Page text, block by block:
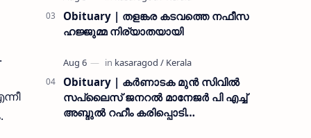
Obituary | തളങ്കര കടവത്തെ നഫീസ
ഹജ്ജുമ്മ നിര്യാതയായി
Obituary | കർണാടക മുൻ സിവില്‍
സപ്ലൈസ് ജനറൽ മാനേജർ പി എച്ച്
അബ്ദുൽ റഹീം കരിപ്പൊടി